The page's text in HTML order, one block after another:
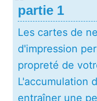
partie 1
Les cartes de
d'impression
propreté de
L'accumulation
entraîner une